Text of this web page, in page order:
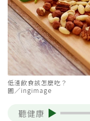
低渣飲食該怎麼吃？
圖／ingimage
聽健康